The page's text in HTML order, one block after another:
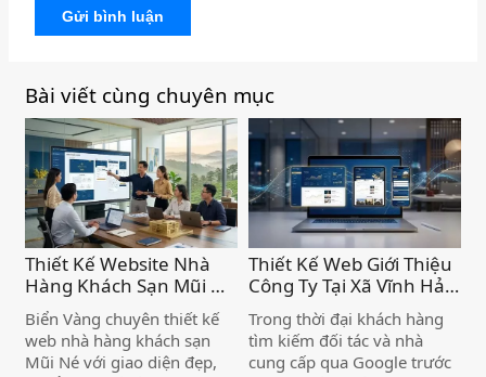
Gửi bình luận
Bài viết cùng chuyên mục
Thiết Kế Website Nhà
Hàng Khách Sạn Mũi Né
– Chuyên Nghiệp, Chức
Năng Đặt Phòng Trực
Tuyến Tiện Ích )
Biển Vàng chuyên thiết kế
web nhà hàng khách sạn
Mũi Né với giao diện đẹp,
Thiết Kế Web Giới Thiệu
Công Ty Tại Xã Vĩnh Hảo
– Nâng Tầm Thương
Hiệu Doanh Nghiệp )
Trong thời đại khách hàng
tìm kiếm đối tác và nhà
cung cấp qua Google trước